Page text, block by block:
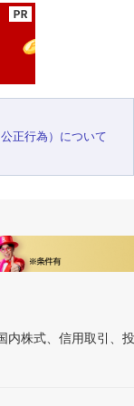
正行為）について
内株式、信用取引、